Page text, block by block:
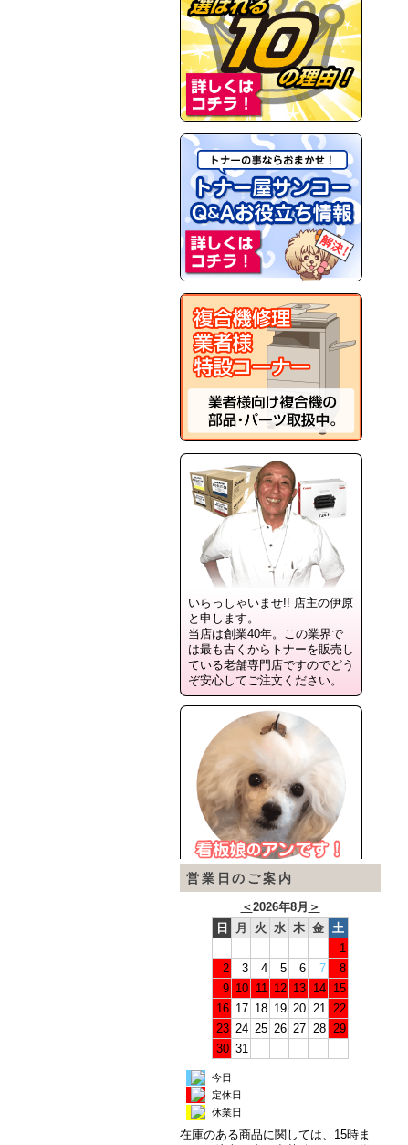
営業日のご案内
＜2026年8月 ＞
日
月 火 水 木 金 土
1
2
3 4 5 6 7
8
9 10 11 12 13 14 15
16 17 18 19 20 21 22
23 24 25 26 27 28 29
30 31
今日
定休日
休業日
在庫のある商品に関しては、15時ま